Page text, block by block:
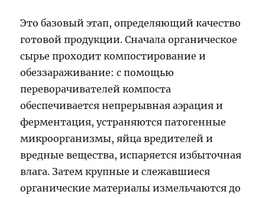
Это базовый этап, определяющий качество
готовой продукции. Сначала органическое
сырье проходит компостирование и
обеззараживание: с помощью
переворачивателей компоста
обеспечивается непрерывная аэрация и
ферментация, устраняются патогенные
микроорганизмы, яйца вредителей и
вредные вещества, испаряется избыточная
влага. Затем крупные и слежавшиеся
органические материалы измельчаются до